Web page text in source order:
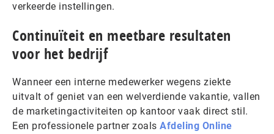
verkeerde instellingen.
Continuïteit en meetbare resultaten
voor het bedrijf
Wanneer een interne medewerker wegens ziekte
uitvalt of geniet van een welverdiende vakantie, vallen
de marketingactiviteiten op kantoor vaak direct stil.
Een professionele partner zoals Afdeling Online